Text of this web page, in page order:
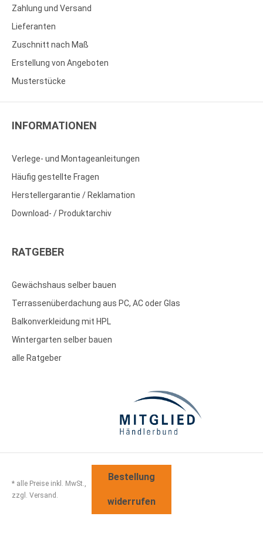
Zahlung und Versand
Lieferanten
Zuschnitt nach Maß
Erstellung von Angeboten
Musterstücke
INFORMATIONEN
Verlege- und Montageanleitungen
Häufig gestellte Fragen
Herstellergarantie / Reklamation
Download- / Produktarchiv
RATGEBER
Gewächshaus selber bauen
Terrassenüberdachung aus PC, AC oder Glas
Balkonverkleidung mit HPL
Wintergarten selber bauen
alle Ratgeber
* alle Preise inkl. MwSt.,
zzgl. Versand.
Bestellung
widerrufen